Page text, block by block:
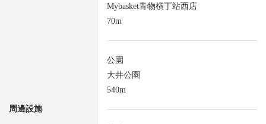
周邊設施
Mybasket青物橫丁站西店
70m
公園
大井公園
540m